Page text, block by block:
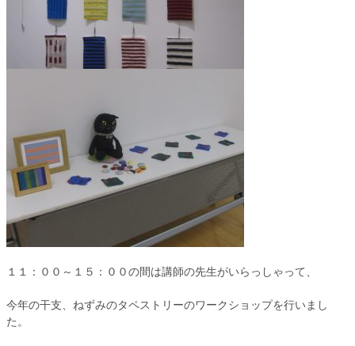
１１：００～１５：００の間は講師の先生がいらっしゃって、
今年の干支、ねずみのタペストリーのワークショップを行いまし
た。